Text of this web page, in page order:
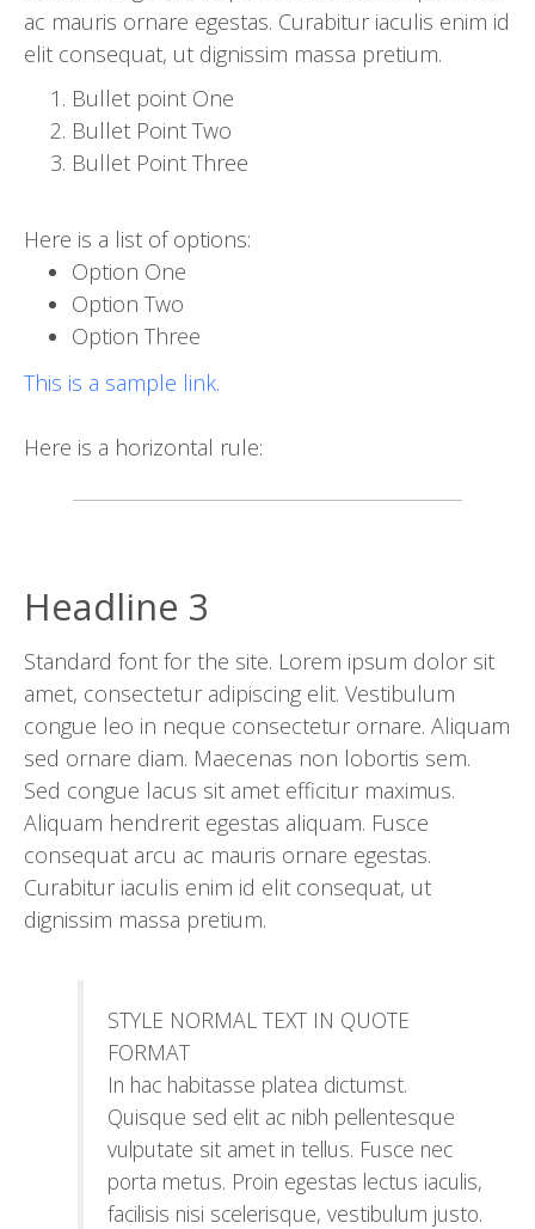
ac mauris ornare egestas. Curabitur iaculis enim id
elit consequat, ut dignissim massa pretium.
Bullet point One
Bullet Point Two
Bullet Point Three
Here is a list of options:
Option One
Option Two
Option Three
This is a sample link.
Here is a horizontal rule:
Headline 3
Standard font for the site. Lorem ipsum dolor sit
amet, consectetur adipiscing elit. Vestibulum
congue leo in neque consectetur ornare. Aliquam
sed ornare diam. Maecenas non lobortis sem.
Sed congue lacus sit amet efficitur maximus.
Aliquam hendrerit egestas aliquam. Fusce
consequat arcu ac mauris ornare egestas.
Curabitur iaculis enim id elit consequat, ut
dignissim massa pretium.
STYLE NORMAL TEXT IN QUOTE
FORMAT
In hac habitasse platea dictumst.
Quisque sed elit ac nibh pellentesque
vulputate sit amet in tellus. Fusce nec
porta metus. Proin egestas lectus iaculis,
facilisis nisi scelerisque, vestibulum justo.